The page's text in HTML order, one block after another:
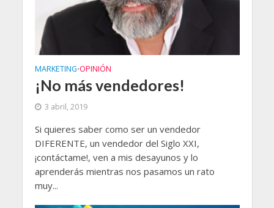
MARKETING•OPINIÓN
¡No más vendedores!
3 abril, 2019
Si quieres saber como ser un vendedor
DIFERENTE, un vendedor del Siglo XXI,
¡contáctame!, ven a mis desayunos y lo
aprenderás mientras nos pasamos un rato
muy...